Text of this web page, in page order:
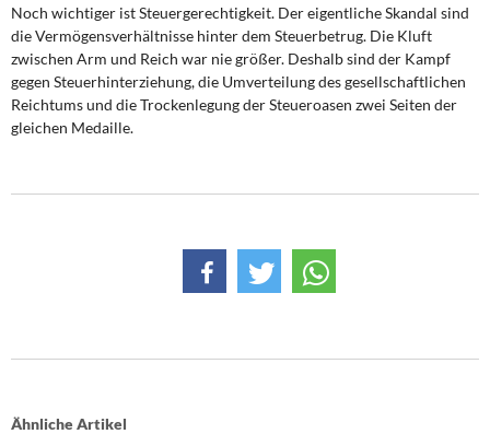
Noch wichtiger ist Steuergerechtigkeit. Der eigentliche Skandal sind
die Vermögensverhältnisse hinter dem Steuerbetrug. Die Kluft
zwischen Arm und Reich war nie größer. Deshalb sind der Kampf
gegen Steuerhinterziehung, die Umverteilung des gesellschaftlichen
Reichtums und die Trockenlegung der Steueroasen zwei Seiten der
gleichen Medaille.
Ähnliche Artikel